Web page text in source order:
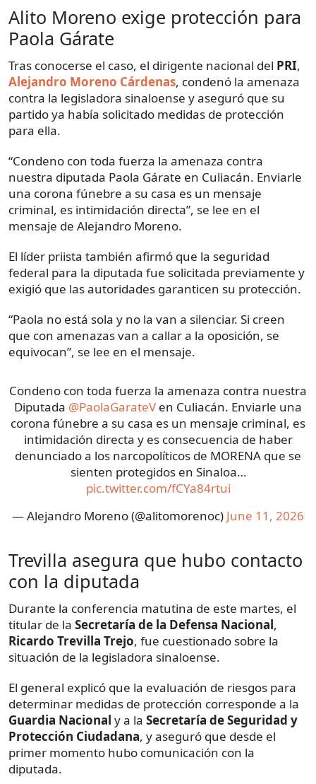
Alito Moreno exige protección para
Paola Gárate
Tras conocerse el caso, el dirigente nacional del PRI,
Alejandro Moreno Cárdenas, condenó la amenaza
contra la legisladora sinaloense y aseguró que su
partido ya había solicitado medidas de protección
para ella.
“Condeno con toda fuerza la amenaza contra
nuestra diputada Paola Gárate en Culiacán. Enviarle
una corona fúnebre a su casa es un mensaje
criminal, es intimidación directa”, se lee en el
mensaje de Alejandro Moreno.
El líder priista también afirmó que la seguridad
federal para la diputada fue solicitada previamente y
exigió que las autoridades garanticen su protección.
“Paola no está sola y no la van a silenciar. Si creen
que con amenazas van a callar a la oposición, se
equivocan”, se lee en el mensaje.
Condeno con toda fuerza la amenaza contra nuestra
Diputada @PaolaGarateV en Culiacán. Enviarle una
corona fúnebre a su casa es un mensaje criminal, es
intimidación directa y es consecuencia de haber
denunciado a los narcopolíticos de MORENA que se
sienten protegidos en Sinaloa…
pic.twitter.com/fCYa84rtui
— Alejandro Moreno (@alitomorenoc) June 11, 2026
Trevilla asegura que hubo contacto
con la diputada
Durante la conferencia matutina de este martes, el
titular de la Secretaría de la Defensa Nacional,
Ricardo Trevilla Trejo, fue cuestionado sobre la
situación de la legisladora sinaloense.
El general explicó que la evaluación de riesgos para
determinar medidas de protección corresponde a la
Guardia Nacional y a la Secretaría de Seguridad y
Protección Ciudadana, y aseguró que desde el
primer momento hubo comunicación con la
diputada.